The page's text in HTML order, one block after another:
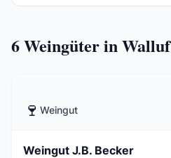
6Weingüter in Walluf
🍷 Weingut
Weingut J.B. Becker